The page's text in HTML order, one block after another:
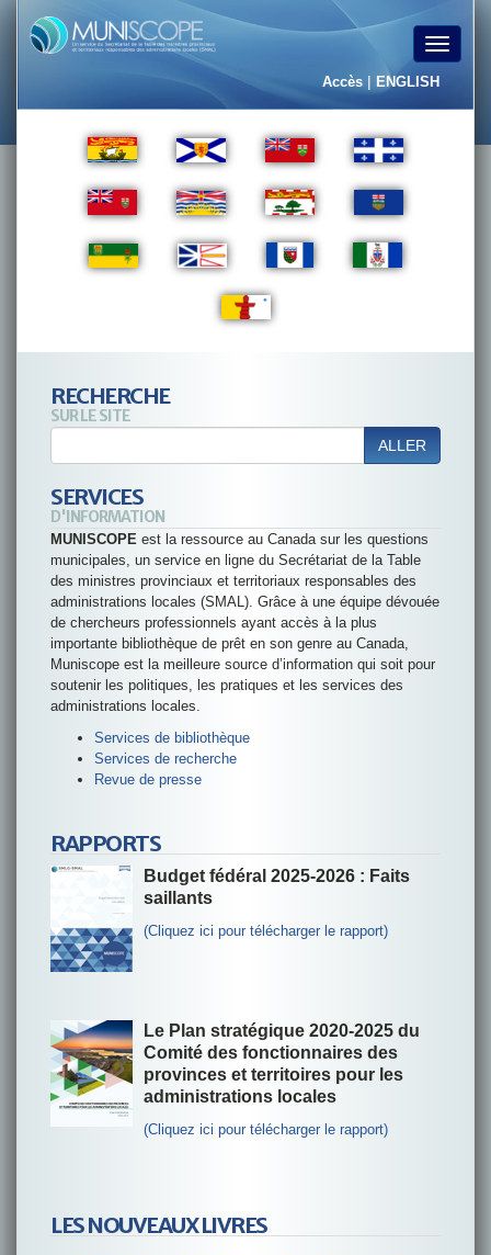
Toggle
Accès | ENGLISH
RECHERCHE
SUR LE SITE
ALLER
SERVICES
D'INFORMATION
MUNISCOPE est la ressource au Canada sur les questions
municipales, un service en ligne du Secrétariat de la Table
des ministres provinciaux et territoriaux responsables des
administrations locales (SMAL). Grâce à une équipe dévouée
de chercheurs professionnels ayant accès à la plus
importante bibliothèque de prêt en son genre au Canada,
Muniscope est la meilleure source d’information qui soit pour
soutenir les politiques, les pratiques et les services des
administrations locales.
Services de bibliothèque
Services de recherche
Revue de presse
RAPPORTS
Budget fédéral 2025-2026 : Faits
saillants
(Cliquez ici pour télécharger le rapport)
Le Plan stratégique 2020-2025 du
Comité des fonctionnaires des
provinces et territoires pour les
administrations locales
(Cliquez ici pour télécharger le rapport)
LES NOUVEAUX LIVRES